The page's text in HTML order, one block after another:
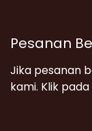
Pesanan
Jika pesanan
kami. Klik